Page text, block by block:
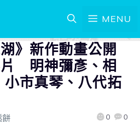
MENU
》新作動畫公開
明神彌彥、相
市真琴、八代拓
餅 0 0